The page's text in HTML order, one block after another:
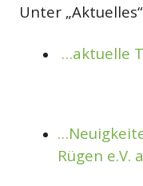
Unter
…aktuelle
Rügen e.V.